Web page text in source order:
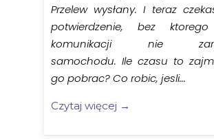
Przelew wysłany. I teraz
potwierdzenie, bez
komunikacji nie
samochodu. Ile czasu to
go pobrac? Co robic, jesli...
Czytaj więcej →